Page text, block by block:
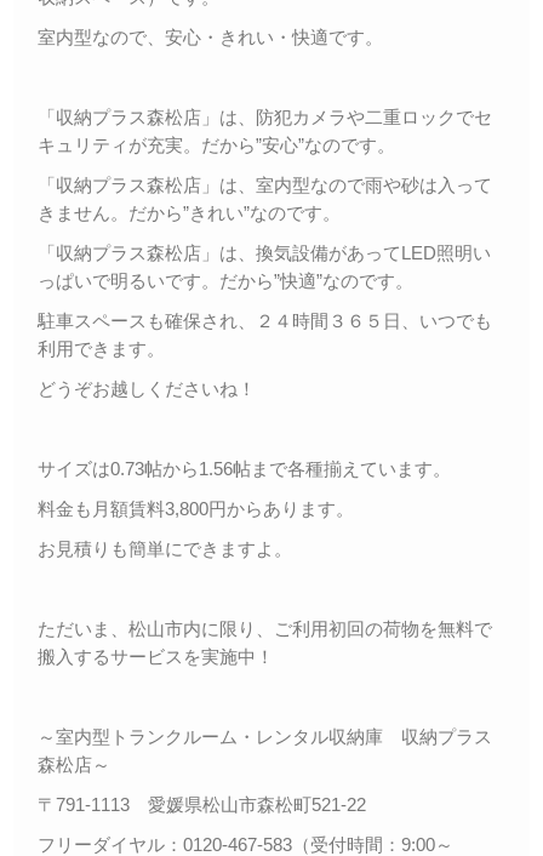
室内型なので、安心・きれい・快適です。
「収納プラス森松店」は、防犯カメラや二重ロックでセ
キュリティが充実。だから”安心”なのです。
「収納プラス森松店」は、室内型なので雨や砂は入って
きません。だから”きれい”なのです。
「収納プラス森松店」は、換気設備があってLED照明い
っぱいで明るいです。だから”快適”なのです。
駐車スペースも確保され、２４時間３６５日、いつでも
利用できます。
どうぞお越しくださいね！
サイズは0.73帖から1.56帖まで各種揃えています。
料金も月額賃料3,800円からあります。
お見積りも簡単にできますよ。
ただいま、松山市内に限り、ご利用初回の荷物を無料で
搬入するサービスを実施中！
～室内型トランクルーム・レンタル収納庫 収納プラス
森松店～
〒791-1113 愛媛県松山市森松町521-22
フリーダイヤル：0120-467-583（受付時間：9:00～